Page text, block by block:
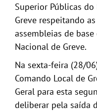
Superior Públicas
Greve respeitando
assembleias de
Nacional de Greve.
Na sexta-feira (28/
Comando Local de
Geral para esta
deliberar pela saída